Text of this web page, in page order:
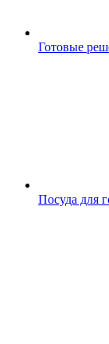
Готовые
Посуда для